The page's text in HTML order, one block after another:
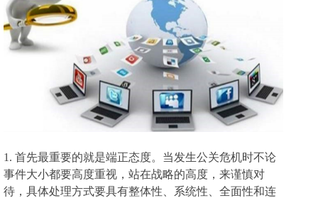
1. 首先最重要的就是端正态度。当发生公关危机时不论
事件大小都要高度重视，站在战略的高度，来谨慎对
待，具体处理方式要具有整体性、系统性、全面性和连